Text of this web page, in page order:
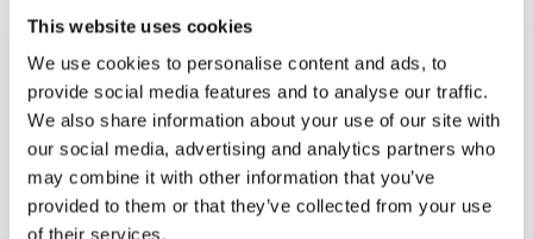
This website uses cookies
We use cookies to personalise content and ads, to
provide social media features and to analyse our traffic.
We also share information about your use of our site with
our social media, advertising and analytics partners who
may combine it with other information that you’ve
provided to them or that they’ve collected from your use
of their services.
Ladda ner här